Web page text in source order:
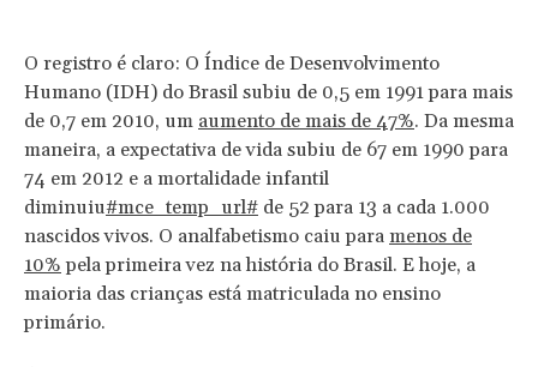
O registro é claro: O Índice de Desenvolvimento
Humano (IDH) do Brasil subiu de 0,5 em 1991 para mais
de 0,7 em 2010, um aumento de mais de 47%. Da mesma
maneira, a expectativa de vida subiu de 67 em 1990 para
74 em 2012 e a mortalidade infantil
diminuiu#mce_temp_url# de 52 para 13 a cada 1.000
nascidos vivos. O analfabetismo caiu para menos de
10% pela primeira vez na história do Brasil. E hoje, a
maioria das crianças está matriculada no ensino
primário.